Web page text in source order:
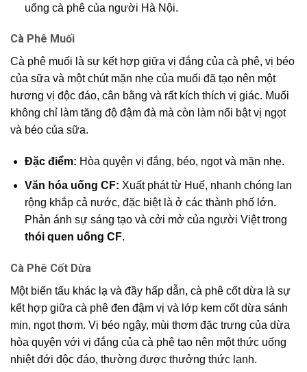
uống cà phê của người Hà Nội.
Cà Phê Muối
Cà phê muối là sự kết hợp giữa vị đắng của cà phê, vị béo
của sữa và một chút mặn nhẹ của muối đã tạo nên một
hương vị độc đáo, cân bằng và rất kích thích vị giác. Muối
không chỉ làm tăng độ đậm đà mà còn làm nổi bật vị ngọt
và béo của sữa.
Đặc điểm: Hòa quyện vị đắng, béo, ngọt và mặn nhẹ.
Văn hóa uống CF: Xuất phát từ Huế, nhanh chóng lan
rộng khắp cả nước, đặc biệt là ở các thành phố lớn.
Phản ánh sự sáng tạo và cởi mở của người Việt trong
thói quen uống CF.
Cà Phê Cốt Dừa
Một biến tấu khác lạ và đầy hấp dẫn, cà phê cốt dừa là sự
kết hợp giữa cà phê đen đậm vị và lớp kem cốt dừa sánh
mịn, ngọt thơm. Vị béo ngậy, mùi thơm đặc trưng của dừa
hòa quyện với vị đắng của cà phê tạo nên một thức uống
nhiệt đới độc đáo, thường được thưởng thức lạnh.